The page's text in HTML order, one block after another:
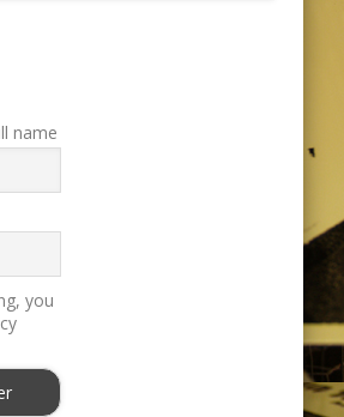
name
you